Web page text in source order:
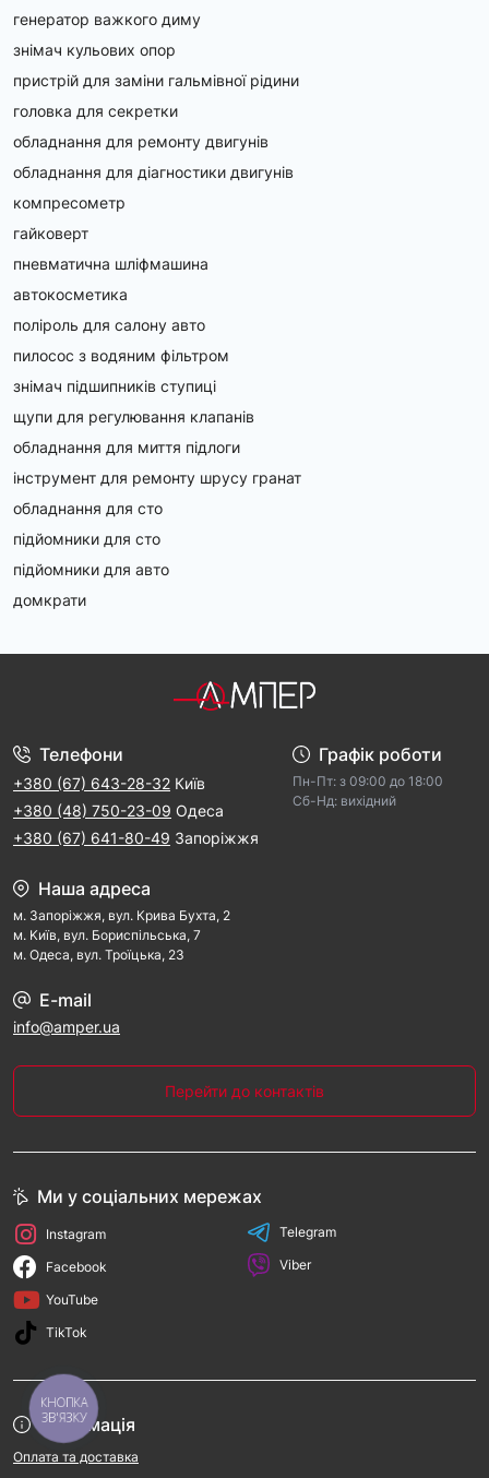
генератор важкого диму
знімач кульових опор
пристрій для заміни гальмівної рідини
головка для секретки
обладнання для ремонту двигунів
обладнання для діагностики двигунів
компресометр
гайковерт
пневматична шліфмашина
автокосметика
поліроль для салону авто
пилосос з водяним фільтром
знімач підшипників ступиці
щупи для регулювання клапанів
обладнання для миття підлоги
інструмент для ремонту шрусу гранат
обладнання для сто
підйомники для сто
підйомники для авто
домкрати
Телефони
+380 (67) 643-28-32 Київ
+380 (48) 750-23-09 Одеса
+380 (67) 641-80-49 Запоріжжя
Графік роботи
Пн-Пт: з 09:00 дo 18:00
Cб-Hд: виxідний
Наша адреса
м. Запорiжжя, вул. Крива Бухта, 2
м. Kиїв, вул. Бориспільська, 7
м. Одеса, вул. Троїцька, 23
E-mail
info@amper.ua
Перейти до контактів
Інформація
Оплата та доставка
Ми у соціальних мережах
Instagram
Facebook
YouTube
TikTok
Telegram
Viber
КНОПКА
ЗВ'ЯЗКУ